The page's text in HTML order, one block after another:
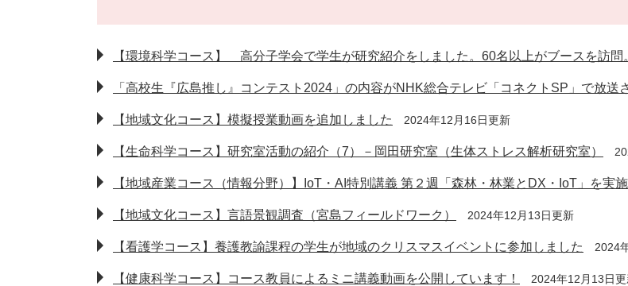
索
【環境科学コース】 高分子学会で学生が研究紹介をしました。60名以上がブースを訪問
「高校生『広島推し』コンテスト2024」の内容がNHK総合テレビ「コネクトSP」で放送
【地域文化コース】模擬授業動画を追加しました 2024年12月16日更新
【生命科学コース】研究室活動の紹介（7）－岡田研究室（生体ストレス解析研究室）
【地域産業コース（情報分野）】IoT・AI特別講義 第２週「森林・林業とDX・IoT」を実
【地域文化コース】言語景観調査（宮島フィールドワーク） 2024年12月13日更新
【看護学コース】養護教諭課程の学生が地域のクリスマスイベントに参加しました 2024
【健康科学コース】コース教員によるミニ講義動画を公開しています！ 2024年12月13日